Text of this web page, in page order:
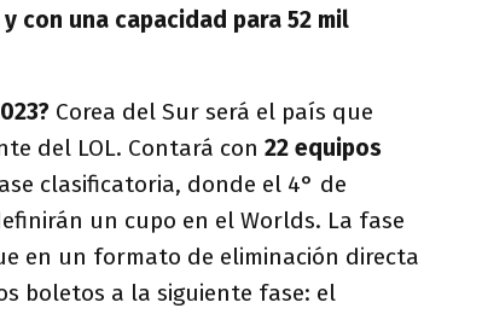
con una capacidad para 52 mil
Corea del Sur será el país que
del LOL. Contará con 22 equipos
clasificatoria, donde el 4° de
un cupo en el Worlds. La fase
en un formato de eliminación directa
boletos a la siguiente fase: el